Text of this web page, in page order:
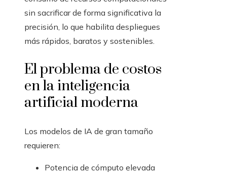
sin sacrificar de forma significativa la
precisión, lo que habilita despliegues
más rápidos, baratos y sostenibles.
El problema de costos
en la inteligencia
artificial moderna
Los modelos de IA de gran tamaño
requieren:
Potencia de cómputo elevada